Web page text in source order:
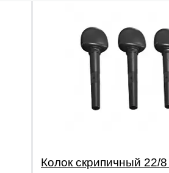
Колок скрипичный 22/